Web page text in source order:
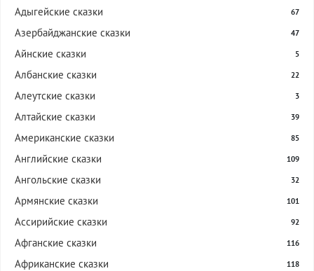
Адыгейские сказки 67
Азербайджанские сказки 47
Айнские сказки 5
Албанские сказки 22
Алеутские сказки 3
Алтайские сказки 39
Американские сказки 85
Английские сказки 109
Ангольские сказки 32
Армянские сказки 101
Ассирийские сказки 92
Афганские сказки 116
Африканские сказки 118